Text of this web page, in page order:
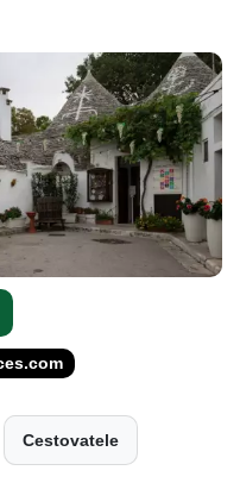
Cestovatele